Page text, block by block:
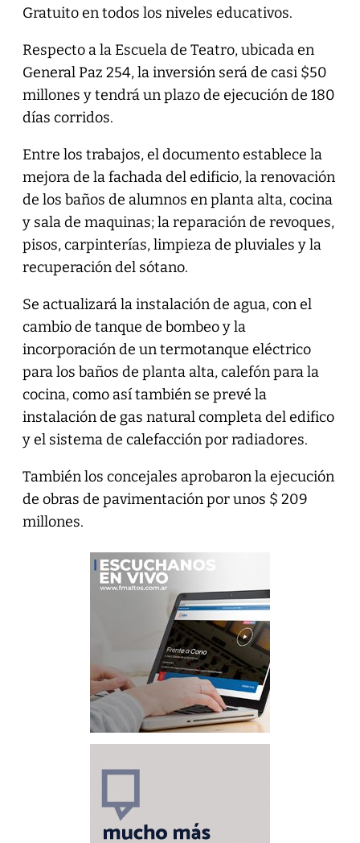
Gratuito en todos los niveles educativos.
Respecto a la Escuela de Teatro, ubicada en
General Paz 254, la inversión será de casi $50
millones y tendrá un plazo de ejecución de 180
días corridos.
Entre los trabajos, el documento establece la
mejora de la fachada del edificio, la renovación
de los baños de alumnos en planta alta, cocina
y sala de maquinas; la reparación de revoques,
pisos, carpinterías, limpieza de pluviales y la
recuperación del sótano.
Se actualizará la instalación de agua, con el
cambio de tanque de bombeo y la
incorporación de un termotanque eléctrico
para los baños de planta alta, calefón para la
cocina, como así también se prevé la
instalación de gas natural completa del edifico
y el sistema de calefacción por radiadores.
También los concejales aprobaron la ejecución
de obras de pavimentación por unos $ 209
millones.